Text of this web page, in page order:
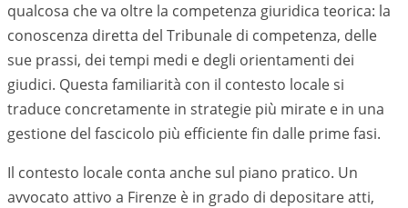
qualcosa che va oltre la competenza giuridica teorica: la
conoscenza diretta del Tribunale di competenza, delle
sue prassi, dei tempi medi e degli orientamenti dei
giudici. Questa familiarità con il contesto locale si
traduce concretamente in strategie più mirate e in una
gestione del fascicolo più efficiente fin dalle prime fasi.
Il contesto locale conta anche sul piano pratico. Un
avvocato attivo a Firenze è in grado di depositare atti,